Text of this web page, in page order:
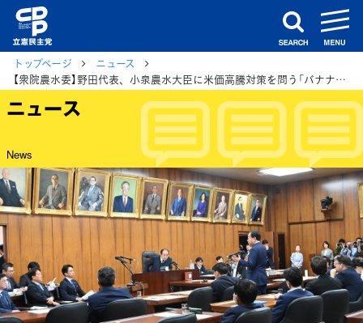
search
トップページ
ニュース
【衆院農水委】野田代表、小泉農水大臣に米価高騰対策を問う「バナナのたたき売りではない。適正価格は何か」
ニュース
News